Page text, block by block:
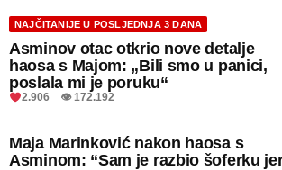
NAJČITANIJE U POSLJEDNJA 3 DANA
Asminov otac otkrio nove detalje
haosa s Majom: „Bili smo u panici,
poslala mi je poruku“
2.906 👁 172.192
Maja Marinković nakon haosa s
Asminom: “Sam je razbio šoferku